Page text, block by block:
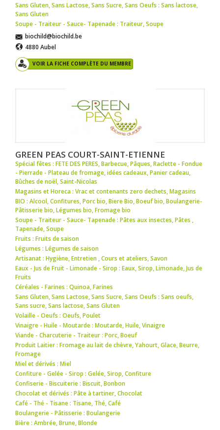
Sans Gluten, Sans Lactose, Sans Sucre, Sans Oeufs : Sans lactose,
Sans Gluten
Soupe - Traiteur - Sauce- Tapenade : Traiteur,Soupe
biochild@biochild.be
4880 Aubel
VOIR LA FICHE COMPLÈTE DU MEMBRE
GREEN PEAS COURT-SAINT-ETIENNE
Spécial fêtes : FETE DES PERES,Barbecue,Pâques,Raclette - Fondue
- Pierrade - Plateau de fromage,idées cadeaux,Panier cadeau,
Bûches de noël,Saint-Nicolas
Magasins et Horeca : Vrac et contenants zero dechets,Magasins
BIO : Alcool,Confitures,Porc bio,Biere Bio,Boeuf bio,Boulangerie-
Pâtisserie bio,Légumes bio,Fromage bio
Soupe - Traiteur - Sauce- Tapenade : Pâtes aux insectes,Pâtes ,
Tapenade,Soupe
Fruits : Fruits de saison
Légumes : Légumes de saison
Artisanat : Hygiène,Entretien ,Cours et ateliers,Savon
Eaux - Jus de Fruit - Limonade - Sirop : Eaux,Sirop,Limonade,Jus de
Fruits
Céréales - Farines : Quinoa,Farines
Sans Gluten, Sans Lactose, Sans Sucre, Sans Oeufs : Sans oeufs,
Sans sucre,Sans lactose,Sans Gluten
Volaille - Oeufs : Oeufs,Poulet
Vinaigre - Huile - Moutarde : Moutarde,Huile,Vinaigre
Viande - Charcuterie - Traiteur : Porc,Boeuf
Produit Laitier : Fromage au lait de chèvre,Yahourt,Glace,Beurre,
Fromage
Miel et dérivés : Miel
Confiture - Gelée - Sirop : Gelée,Sirop,Confiture
Confiserie - Biscuiterie : Biscuit,Bonbon
Chocolat et dérivés : Pâte à tartiner,Chocolat
Café - Thé - Tisane : Tisane, Thé,Café
Boulangerie - Pâtisserie : Boulangerie
Bière : Ambrée,Brune,Blonde